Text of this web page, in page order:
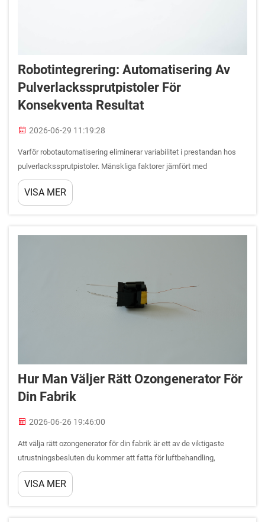
Robotintegrering: Automatisering Av
Pulverlackssprutpistoler För
Konsekventa Resultat
2026-06-29 11:19:28
Varför robotautomatisering eliminerar variabilitet i prestandan hos
pulverlackssprutpistoler. Mänskliga faktorer jämfört med
robotprecision: avstånd, vinkel och kontroll av pulverflödeshastighet.
Manuell pulverlackering introducerar inbyggd variabilitet på grund av
VISA MER
Hur Man Väljer Rätt Ozongenerator För
Din Fabrik
2026-06-26 19:46:00
Att välja rätt ozongenerator för din fabrik är ett av de viktigaste
utrustningsbesluten du kommer att fatta för luftbehandling,
vattenrening eller luktkontroll. En ozongenerator som är för liten
kommer inte att uppfylla dina behandlingsmål,...
VISA MER